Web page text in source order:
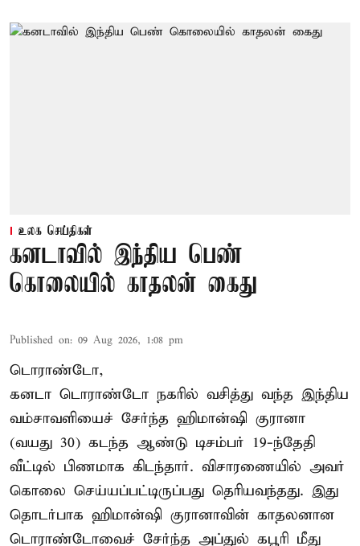
உலக செய்திகள்
கனடாவில் இந்திய பெண்
கொலையில் காதலன் கைது
Published on: 09 Aug 2026, 1:08 pm
டொராண்டோ,
கனடா டொராண்டோ நகரில் வசித்து வந்த இந்திய
வம்சாவளியைச் சேர்ந்த ஹிமான்ஷி குரானா
(வயது 30) கடந்த ஆண்டு டிசம்பர் 19-ந்தேதி
வீட்டில் பிணமாக கிடந்தார். விசாரணையில் அவர்
கொலை செய்யப்பட்டிருப்பது தெரியவந்தது. இது
தொடர்பாக ஹிமான்ஷி குரானாவின் காதலனான
டொராண்டோவைச் சேர்ந்த அப்துல் கபூரி மீது